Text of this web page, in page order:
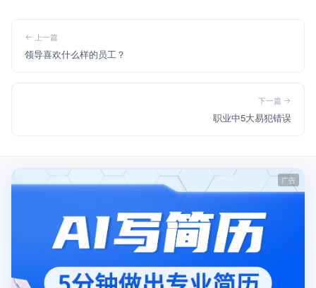
上一篇
领导喜欢什么样的员工？
下一篇
职业中5大易犯错误